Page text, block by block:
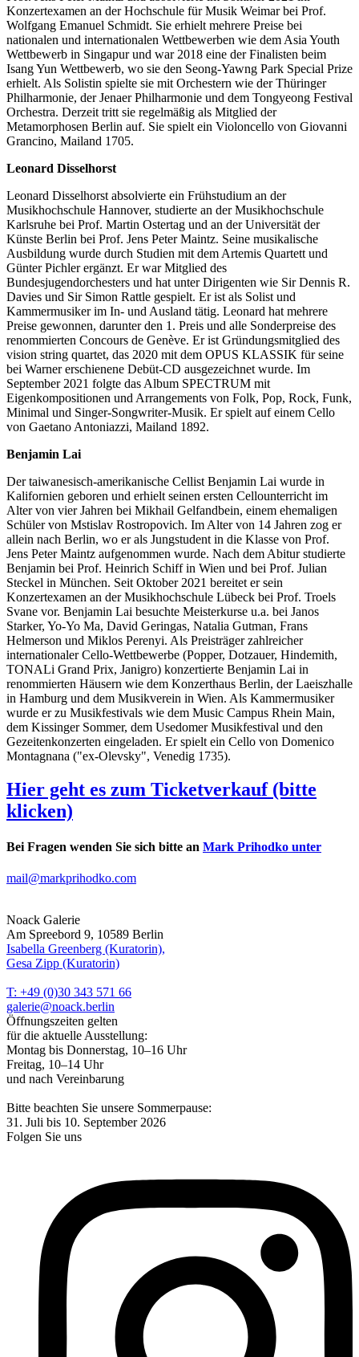
Konzertexamen an der Hochschule für Musik Weimar bei Prof.
Wolfgang Emanuel Schmidt. Sie erhielt mehrere Preise bei
nationalen und internationalen Wettbewerben wie dem Asia Youth
Wettbewerb in Singapur und war 2018 eine der Finalisten beim
Isang Yun Wettbewerb, wo sie den Seong-Yawng Park Special Prize
erhielt. Als Solistin spielte sie mit Orchestern wie der Thüringer
Philharmonie, der Jenaer Philharmonie und dem Tongyeong Festival
Orchestra. Derzeit tritt sie regelmäßig als Mitglied der
Metamorphosen Berlin auf. Sie spielt ein Violoncello von Giovanni
Grancino, Mailand 1705.
Leonard Disselhorst
Leonard Disselhorst absolvierte ein Frühstudium an der
Musikhochschule Hannover, studierte an der Musikhochschule
Karlsruhe bei Prof. Martin Ostertag und an der Universität der
Künste Berlin bei Prof. Jens Peter Maintz. Seine musikalische
Ausbildung wurde durch Studien mit dem Artemis Quartett und
Günter Pichler ergänzt. Er war Mitglied des
Bundesjugendorchesters und hat unter Dirigenten wie Sir Dennis R.
Davies und Sir Simon Rattle gespielt. Er ist als Solist und
Kammermusiker im In- und Ausland tätig. Leonard hat mehrere
Preise gewonnen, darunter den 1. Preis und alle Sonderpreise des
renommierten Concours de Genève. Er ist Gründungsmitglied des
vision string quartet, das 2020 mit dem OPUS KLASSIK für seine
bei Warner erschienene Debüt-CD ausgezeichnet wurde. Im
September 2021 folgte das Album SPECTRUM mit
Eigenkompositionen und Arrangements von Folk, Pop, Rock, Funk,
Minimal und Singer-Songwriter-Musik. Er spielt auf einem Cello
von Gaetano Antoniazzi, Mailand 1892.
Benjamin Lai
Der taiwanesisch-amerikanische Cellist Benjamin Lai wurde in
Kalifornien geboren und erhielt seinen ersten Cellounterricht im
Alter von vier Jahren bei Mikhail Gelfandbein, einem ehemaligen
Schüler von Mstislav Rostropovich. Im Alter von 14 Jahren zog er
allein nach Berlin, wo er als Jungstudent in die Klasse von Prof.
Jens Peter Maintz aufgenommen wurde. Nach dem Abitur studierte
Benjamin bei Prof. Heinrich Schiff in Wien und bei Prof. Julian
Steckel in München. Seit Oktober 2021 bereitet er sein
Konzertexamen an der Musikhochschule Lübeck bei Prof. Troels
Svane vor. Benjamin Lai besuchte Meisterkurse u.a. bei Janos
Starker, Yo-Yo Ma, David Geringas, Natalia Gutman, Frans
Helmerson und Miklos Perenyi. Als Preisträger zahlreicher
internationaler Cello-Wettbewerbe (Popper, Dotzauer, Hindemith,
TONALi Grand Prix, Janigro) konzertierte Benjamin Lai in
renommierten Häusern wie dem Konzerthaus Berlin, der Laeiszhalle
in Hamburg und dem Musikverein in Wien. Als Kammermusiker
wurde er zu Musikfestivals wie dem Music Campus Rhein Main,
dem Kissinger Sommer, dem Usedomer Musikfestival und den
Gezeitenkonzerten eingeladen. Er spielt ein Cello von Domenico
Montagnana ("ex-Olevsky", Venedig 1735).
Hier geht es zum Ticketverkauf (bitte
klicken)
Bei Fragen wenden Sie sich bitte an Mark Prihodko unter
mail@markprihodko.com
Noack Galerie
Am Spreebord 9, 10589 Berlin
Isabella Greenberg (Kuratorin),
Gesa Zipp (Kuratorin)
T: +49 (0)30 343 571 66
galerie@noack.berlin
Öffnungszeiten gelten
für die aktuelle Ausstellung:
Montag bis Donnerstag, 10–16 Uhr
Freitag, 10–14 Uhr
und nach Vereinbarung
Bitte beachten Sie unsere Sommerpause:
31. Juli bis 10. September 2026
Folgen Sie uns